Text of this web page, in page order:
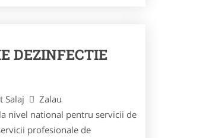
DEZINFECTIE
Salaj
Zalau
nivel national pentru servicii de
profesionale de